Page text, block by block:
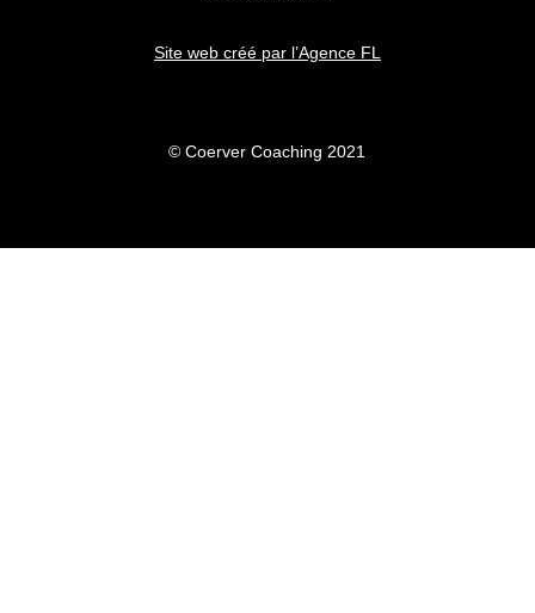
Site web créé par l’Agence FL
© Coerver Coaching 2021